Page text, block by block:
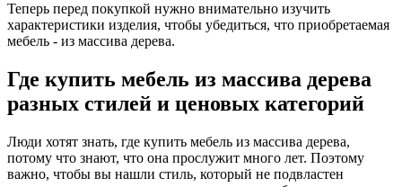
Теперь перед покупкой нужно внимательно изучить
характеристики изделия, чтобы убедиться, что приобретаемая
мебель - из массива дерева.
Где купить мебель из массива дерева
разных стилей и ценовых категорий
Люди хотят знать, где купить мебель из массива дерева,
потому что знают, что она прослужит много лет. Поэтому
важно, чтобы вы нашли стиль, который не подвластен